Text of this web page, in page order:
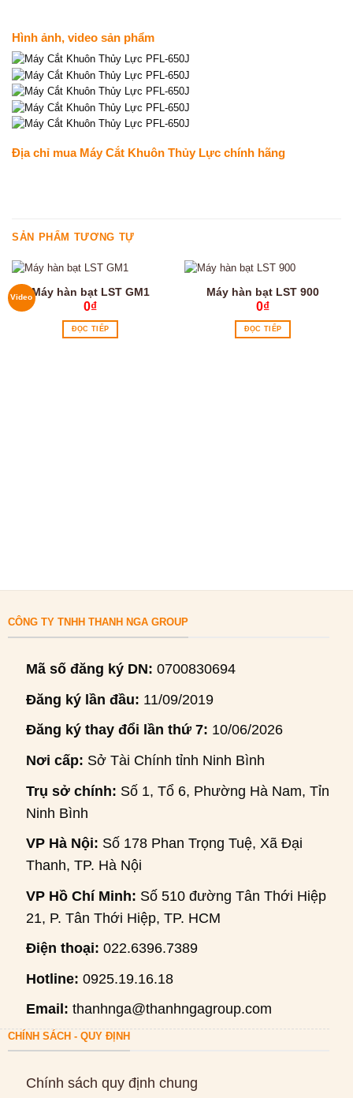
Hình ảnh, video sản phẩm
Địa chỉ mua Máy Cắt Khuôn Thủy Lực chính hãng
SẢN PHẨM TƯƠNG TỰ
VideoMáy hàn bạt LST GM1
0₫
ĐỌC TIẾP
Máy hàn bạt LST 900
0₫
ĐỌC TIẾP
CÔNG TY TNHH THANH NGA GROUP
Mã số đăng ký DN: 0700830694
Đăng ký lần đầu: 11/09/2019
Đăng ký thay đổi lần thứ 7: 10/06/2026
Nơi cấp: Sở Tài Chính tỉnh Ninh Bình
Trụ sở chính: Số 1, Tổ 6, Phường Hà Nam, Tỉnh
Ninh Bình
VP Hà Nội: Số 178 Phan Trọng Tuệ, Xã Đại
Thanh, TP. Hà Nội
VP Hồ Chí Minh: Số 510 đường Tân Thới Hiệp
21, P. Tân Thới Hiệp, TP. HCM
Điện thoại: 022.6396.7389
Hotline: 0925.19.16.18
Email: thanhnga@thanhngagroup.com
CHÍNH SÁCH - QUY ĐỊNH
Chính sách quy định chung